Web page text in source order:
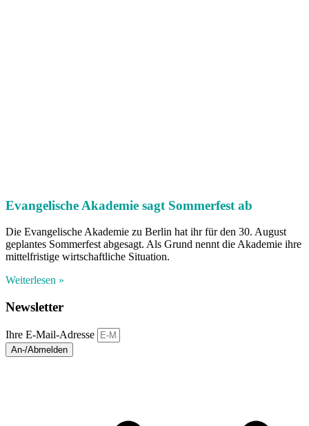
Evangelische Akademie sagt Sommerfest ab
Die Evangelische Akademie zu Berlin hat ihr für den 30. August
geplantes Sommerfest abgesagt. Als Grund nennt die Akademie ihre
mittelfristige wirtschaftliche Situation.
Weiterlesen »
Newsletter
Ihre E-Mail-Adresse
An-/Abmelden